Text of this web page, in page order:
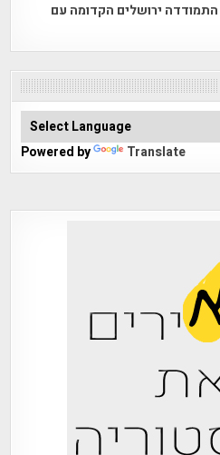
התמודדה ירושלים הקדומה עם
Powered by Translate